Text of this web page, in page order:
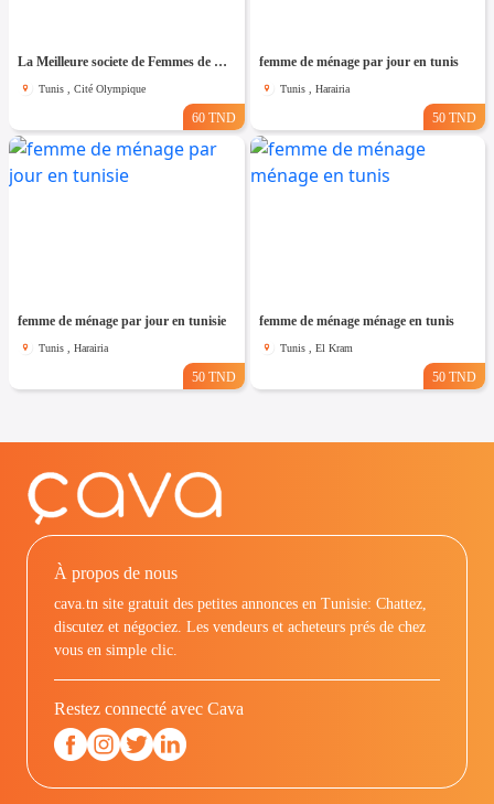
La Meilleure societe de Femmes de Ménage A cité olympique
Tunis , Cité Olympique
60 TND
femme de ménage par jour en tunis
Tunis , Harairia
50 TND
femme de ménage par jour en tunisie
Tunis , Harairia
50 TND
femme de ménage ménage en tunis
Tunis , El Kram
50 TND
À propos de nous
cava.tn site gratuit des petites annonces en Tunisie: Chattez,
discutez et négociez. Les vendeurs et acheteurs prés de chez
vous en simple clic.
Restez connecté avec Cava